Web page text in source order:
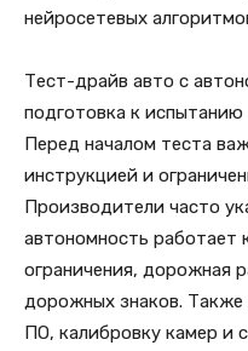
нейросетевых
Тест-драйв авто с
подготовка к испытанию
Перед началом теста
инструкцией и
Производители часто
автономность работает
ограничения, дорожная
дорожных знаков. Также
ПО, калибровку камер и